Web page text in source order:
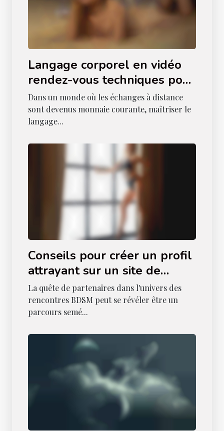
Langage corporel en vidéo
rendez-vous techniques pour
séduire à distance
Dans un monde où les échanges à distance
sont devenus monnaie courante, maîtriser le
langage...
Conseils pour créer un profil
attrayant sur un site de
rencontres BDSM
La quête de partenaires dans l'univers des
rencontres BDSM peut se révéler être un
parcours semé...